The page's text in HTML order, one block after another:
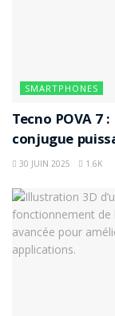
SMARTPHONES
Tecno POVA
conjugue
30 JUIN 2025 1.6K